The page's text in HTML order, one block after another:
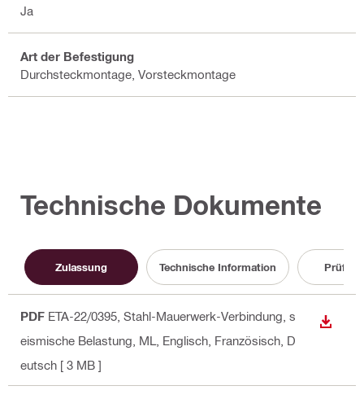
Ja
Art der Befestigung
Durchsteckmontage, Vorsteckmontage
Technische Dokumente
Zulassung Technische Information
PDF ETA-22/0395, Stahl-Mauerwerk-Verbindung, s
eismische Belastung, ML , Englisch, Französisch, D
eutsch [ 3 MB ]